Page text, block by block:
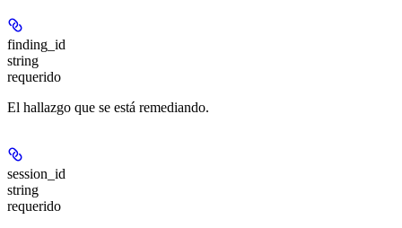
finding_id
string
requerido
El hallazgo que se está remediando.
session_id
string
requerido